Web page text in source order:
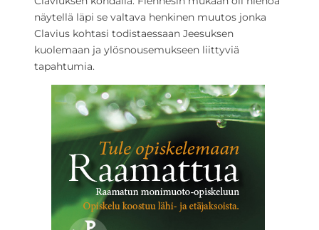
näytellä läpi se valtava henkinen muutos jonka
Clavius kohtasi todistaessaan Jeesuksen
kuolemaan ja ylösnousemukseen liittyviä
tapahtumia.